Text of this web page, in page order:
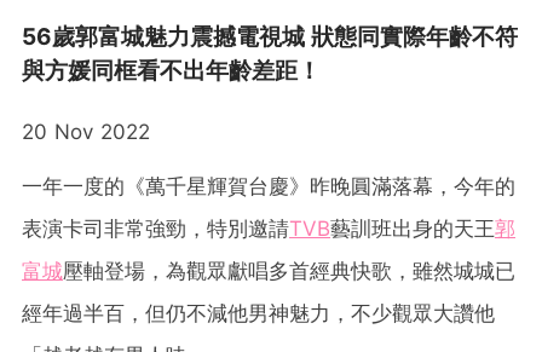
56歲郭富城魅力震撼電視城 狀態同實際年齡不符
與方媛同框看不出年齡差距！
20 Nov 2022
一年一度的《萬千星輝賀台慶》昨晚圓滿落幕，今年的
表演卡司非常強勁，特別邀請TVB藝訓班出身的天王郭
富城壓軸登場，為觀眾獻唱多首經典快歌，雖然城城已
經年過半百，但仍不減他男神魅力，不少觀眾大讚他